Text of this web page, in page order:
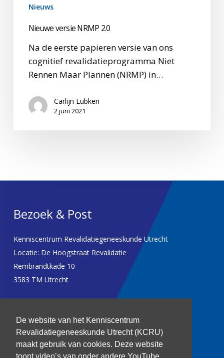
De website van het Kenniscentrum
Revalidatiegeneeskunde Utrecht (KCRU)
maakt gebruik van cookies. Deze website
toont video’s van onder andere YouTube.
Nieuws
Nieuwe versie NRMP 2.0
Na de eerste papieren versie van ons
cognitief revalidatieprogramma Niet
Rennen Maar Plannen (NRMP) in…
Carlijn Lubken
2 juni 2021
Bezoek & Post
Kenniscentrum Revalidatiegeneeskunde Utrecht
Locatie: De Hoogstraat Revalidatie
Rembrandtkade 10
3583 TM Utrecht
kenniscentrum@dehoogstraat.nl